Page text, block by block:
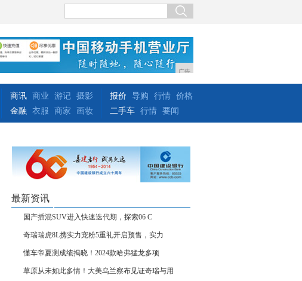
广告
商讯 商业 游记 摄影
金融
衣服 商家 画妆
报价 导购 行情 价格
二手车 行情 要闻
最新资讯
国产插混SUV进入快速迭代期，探索06 C
奇瑞瑞虎8L携实力宠粉5重礼开启预售，实力
懂车帝夏测成绩揭晓！2024款哈弗猛龙多项
草原从未如此多情！大美乌兰察布见证奇瑞与用